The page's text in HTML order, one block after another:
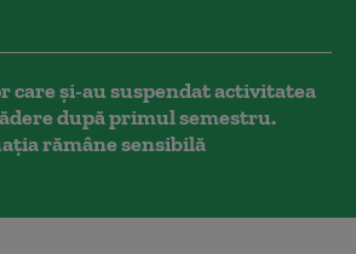
și-au suspendat activitatea
după primul semestru.
rămâne sensibilă